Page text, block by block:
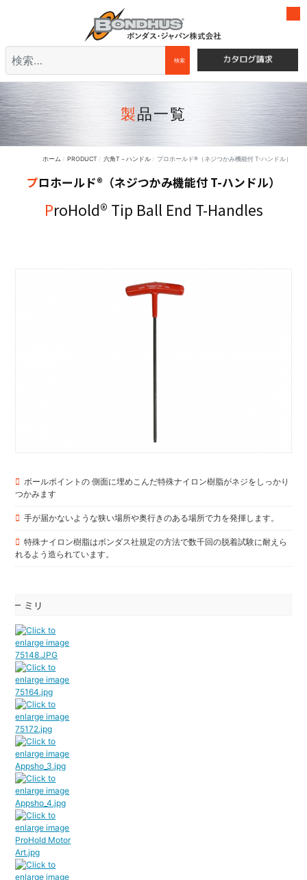
検索
検索
製品一覧
ホーム PRODUCT 六角T－ハンドル プロホールド®（ネジつかみ機能付 T-ハンドル）
プロホールド®（ネジつかみ機能付 T-ハンドル）
ProHold® Tip Ball End T-Handles
ボールポイントの 側面に埋めこんだ特殊ナイロン樹脂がネジをしっかり
つかみます
手が届かないような狭い場所や奥行きのある場所で力を発揮します。
特殊ナイロン樹脂はボンダス社規定の方法で数千回の脱着試験に耐えら
れるよう造られています。
ミリ